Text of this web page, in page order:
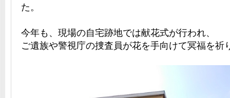
た。
今年も、現場の自宅跡地では献花式が行われ、
ご遺族や警視庁の捜査員が花を手向けて冥福を祈